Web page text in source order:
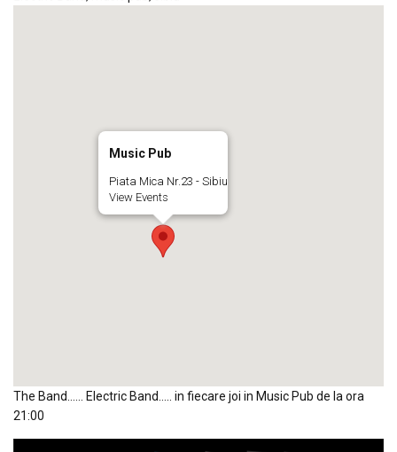
Music Pub
Piata Mica Nr.23 - Sibiu
View Events
The Band…… Electric Band….. in fiecare joi in Music Pub de la ora
21:00